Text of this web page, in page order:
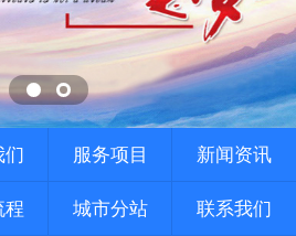
们 服务项目 新闻资讯
程 城市分站 联系我们